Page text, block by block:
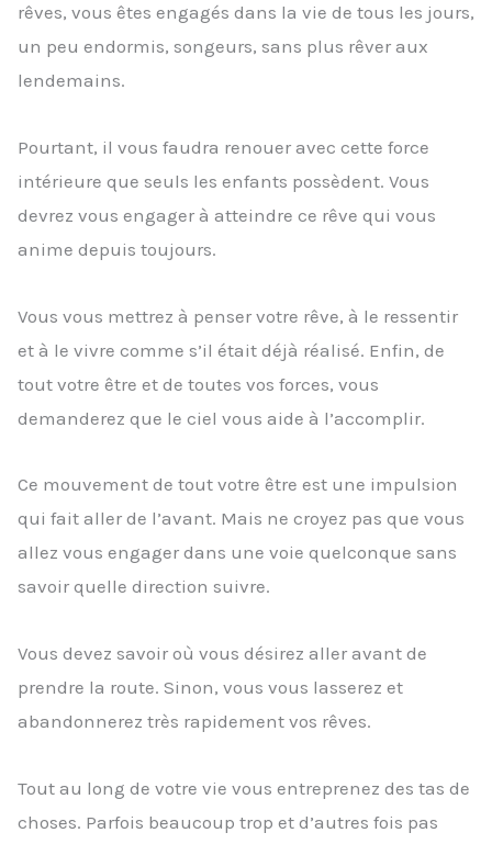
rêves, vous êtes engagés dans la vie de tous les jours,
un peu endormis, songeurs, sans plus rêver aux
lendemains.
Pourtant, il vous faudra renouer avec cette force
intérieure que seuls les enfants possèdent. Vous
devrez vous engager à atteindre ce rêve qui vous
anime depuis toujours.
Vous vous mettrez à penser votre rêve, à le ressentir
et à le vivre comme s’il était déjà réalisé. Enfin, de
tout votre être et de toutes vos forces, vous
demanderez que le ciel vous aide à l’accomplir.
Ce mouvement de tout votre être est une impulsion
qui fait aller de l’avant. Mais ne croyez pas que vous
allez vous engager dans une voie quelconque sans
savoir quelle direction suivre.
Vous devez savoir où vous désirez aller avant de
prendre la route. Sinon, vous vous lasserez et
abandonnerez très rapidement vos rêves.
Tout au long de votre vie vous entreprenez des tas de
choses. Parfois beaucoup trop et d’autres fois pas